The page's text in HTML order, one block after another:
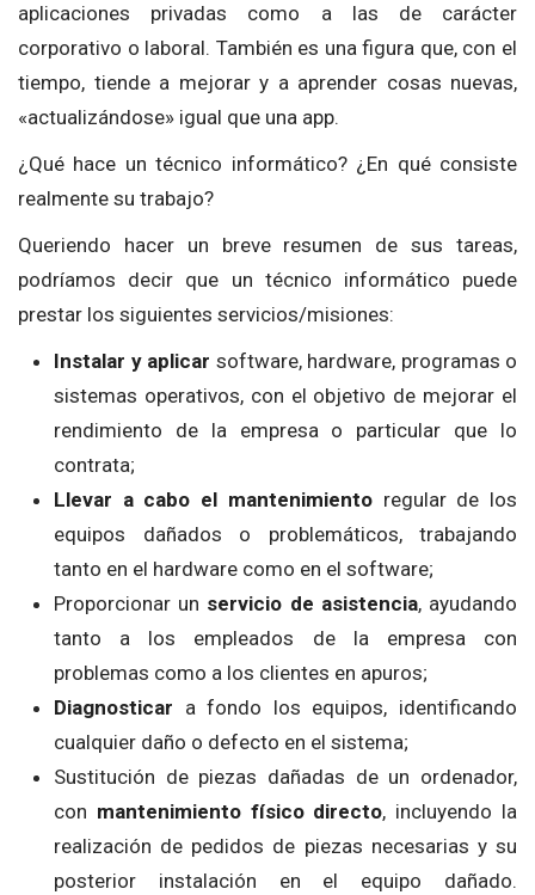
aplicaciones privadas como a las de carácter
corporativo o laboral. También es una figura que, con el
tiempo, tiende a mejorar y a aprender cosas nuevas,
«actualizándose» igual que una app.
¿Qué hace un técnico informático? ¿En qué consiste
realmente su trabajo?
Queriendo hacer un breve resumen de sus tareas,
podríamos decir que un técnico informático puede
prestar los siguientes servicios/misiones:
Instalar y aplicar software, hardware, programas o
sistemas operativos, con el objetivo de mejorar el
rendimiento de la empresa o particular que lo
contrata;
Llevar a cabo el mantenimientoregular de los
equipos dañados o problemáticos, trabajando
tanto en el hardware como en el software;
Proporcionar un servicio de asistencia, ayudando
tanto a los empleados de la empresa con
problemas como a los clientes en apuros;
Diagnosticar a fondo los equipos, identificando
cualquier daño o defecto en el sistema;
Sustitución de piezas dañadas de un ordenador,
con mantenimiento físico directo, incluyendo la
realización de pedidos de piezas necesarias y su
posterior instalación en el equipo dañado.